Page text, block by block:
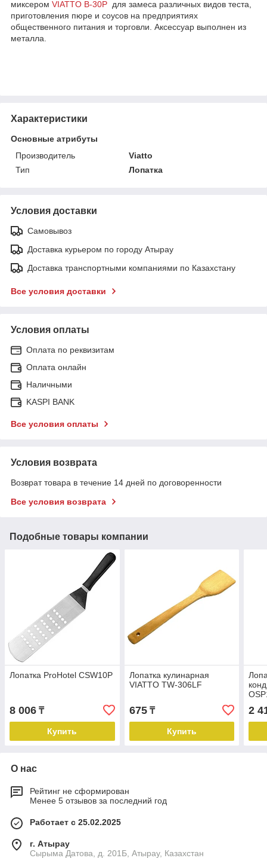
миксером VIATTO B-30P для замеса различных видов теста,
приготовления пюре и соусов на предприятиях
общественного питания и торговли. Аксессуар выполнен из
металла.
Характеристики
Основные атрибуты
Производитель
Viatto
Тип
Лопатка
Условия доставки
Самовывоз
Доставка курьером по городу Атырау
Доставка транспортными компаниями по Казахстану
Все условия доставки
Условия оплаты
Оплата по реквизитам
Оплата онлайн
Наличными
KASPI BANK
Все условия оплаты
Условия возврата
Возврат товара в течение 14 дней по договоренности
Все условия возврата
Подобные товары компании
Лопатка ProHotel CSW10P
8 006 ₸
Купить
Лопатка кулинарная
VIATTO TW-306LF
675₸
Купить
2
О нас
Рейтинг не сформирован
Менее 5 отзывов за последний год
Работает с 25.02.2025
г. Атырау
Сырыма Датова, д. 201Б, Атырау, Казахстан